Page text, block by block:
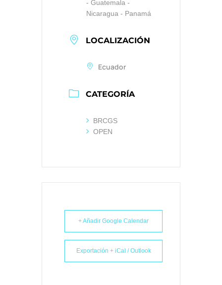
- Guatemala -
Nicaragua - Panamá
LOCALIZACIÓN
Ecuador
CATEGORÍA
BRCGS
OPEN
+ Añadir Google Calendar
Exportación + iCal / Outlook